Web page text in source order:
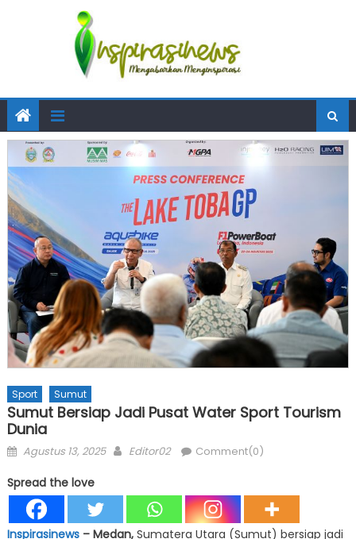
Sport Sumut
Sumut Bersiap Jadi Pusat Water Sport Tourism
Dunia
Posted
Agustus 13, 2025 Author
Editor02 Comment(0)
Spread the love
Inspirasinews – Medan, Sumatera Utara (Sumut) bersiap jadi